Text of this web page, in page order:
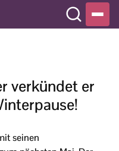
verkündet er
seinen